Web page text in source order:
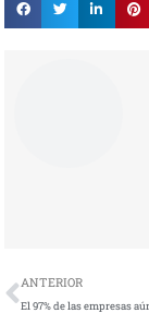
Ant
ANTERIOR